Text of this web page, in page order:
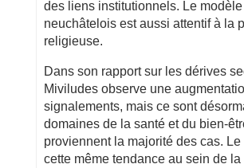
des liens institutionnels. Le
neuchâtelois est aussi attentif à la
religieuse.
Dans son rapport sur les dérives
Miviludes observe une
signalements, mais ce sont
domaines de la santé et du bien-
proviennent la majorité des cas. Le
cette même tendance au sein de la